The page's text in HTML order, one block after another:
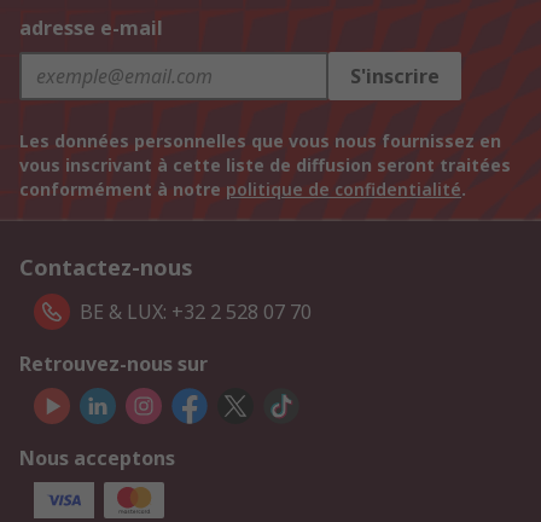
adresse e-mail
S'inscrire
Les données personnelles que vous nous fournissez en
vous inscrivant à cette liste de diffusion seront traitées
conformément à notre politique de confidentialité.
Contactez-nous
BE & LUX: +32 2 528 07 70
Retrouvez-nous sur
Nous acceptons